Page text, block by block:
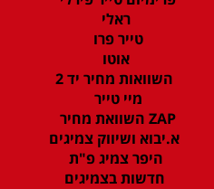
ראלי
טייר פרו
אוטו
השוואות מחיר יד 2
מיי טייר
ZAP השוואת מחיר
א.יבוא ושיווק צמיגים
היפר צמיג פ"ת
חדשות בצמיגים